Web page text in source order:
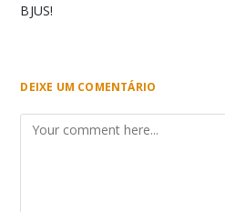
BJUS!
DEIXE UM COMENTÁRIO